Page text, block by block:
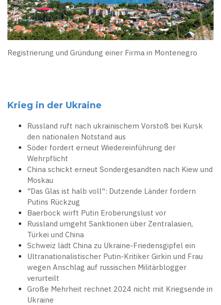
Registrierung und Gründung einer Firma in Montenegro
Krieg in der Ukraine
Russland ruft nach ukrainischem Vorstoß bei Kursk
den nationalen Notstand aus
Söder fordert erneut Wiedereinführung der
Wehrpflicht
China schickt erneut Sondergesandten nach Kiew und
Moskau
"Das Glas ist halb voll": Dutzende Länder fordern
Putins Rückzug
Baerbock wirft Putin Eroberungslust vor
Russland umgeht Sanktionen über Zentralasien,
Türkei und China
Schweiz lädt China zu Ukraine-Friedensgipfel ein
Ultranationalistischer Putin-Kritiker Girkin und Frau
wegen Anschlag auf russischen Militärblogger
verurteilt
Große Mehrheit rechnet 2024 nicht mit Kriegsende in
Ukraine